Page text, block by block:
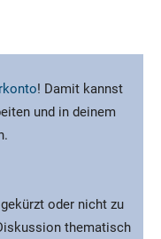
! Damit kannst
und in deinem
oder nicht zu
thematisch